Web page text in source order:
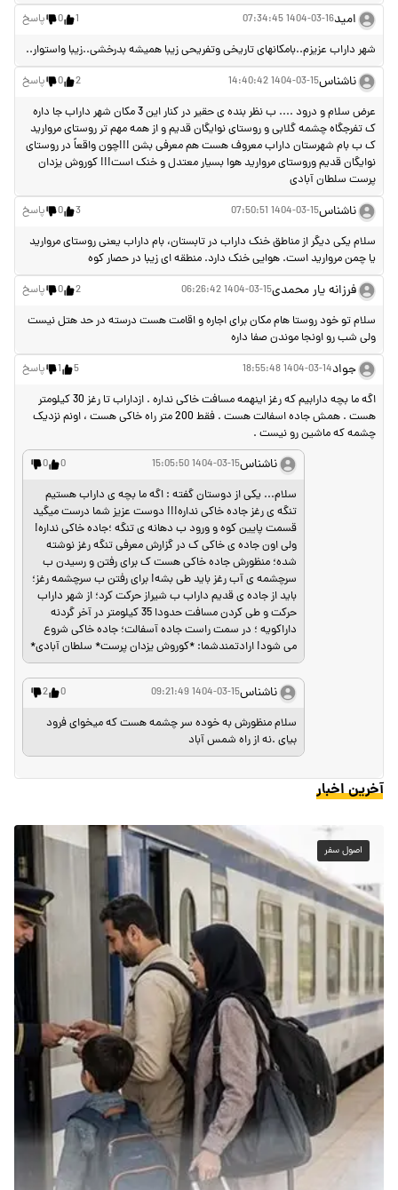
Ali akbar
1404-03-19 08:21:19
0
0 پاسخ
بسیار عالی و خوب ولی ناقص بود اگر از بقیه جاهای باستانی و تاریخی شهر داراب
مانند مسجد سنگی و نقش رستم و دارابگرد و .... مطلب کوتاهی گذاشته بودید و
از قدمت داراب کهن هم دو خط نوشته بودید بهتر میشد
حامد1404-03-17 09:40:10
0
0 پاسخ
در خود روستای لایرنگان حداقل ۳ اقامتگاه بوم گردی با امکانات عالی وجود داره و
امکان ماندن در منزل مبله هم وجود داره
امید1404-03-16 07:34:45
1
0 پاسخ
شهر داراب عزیزم..بامکانهای تاریخی وتفریحی زیبا همیشه بدرخشی..زیبا واستوار..
ناشناس1404-03-15 14:40:42
2
0 پاسخ
ک تفرجگاه چشمه گلابی و روستای نوایگان قدیم و از همه مهم تر روستای مروارید
ک ب بام شهرستان داراب معروف هست هم معرفی بشن !!!چون واقعاً در روستای
نوایگان قدیم وروستای مر‌وارید هوا بسیار معتدل و خنک است!!! کوروش یزدان
پرست سلطان آبادی
1404-03-15 07:50:51
0
سلام یکی دیگر از مناطق خنک داراب در تابستان، بام داراب یعنی روستای مروارید
یا چمن مروارید است. هوایی خنک دارد. منطقه ای زیبا در حصار کوه
فرزانه یار محمدی 1404-03-15 06:26:42
2
0 پاسخ
سلام تو خود روستا هام مکان برای اجاره و اقامت هست درسته در حد هتل نیست
ولی شب رو اونجا موندن صفا داره
1404-03-14 18:55:48
5
1 پاسخ
اگه ما بچه دارابیم که رغز اینهمه مسافت خاکی نداره . ازداراب تا رغز 30 کیلومتر
هست . همش جاده اسفالت هست . فقط 200 متر راه خاکی هست ، اونم نزدیک
ناشناس1404-03-15 15:05:50
ولی اون جاده ی خاکی ک در گزارش معرفی تنگه رغز نوشته
شده؛ منظورش جاده خاکی هست ک برای رفتن و رسیدن ب
سرچشمه ی آب رغز باید طی بشه! برای رفتن ب سرچشمه رغز؛
باید از جاده ی قدیم داراب ب شیراز حرکت کرد؛ از شهر داراب
حرکت و طی کردن مسافت حدودا 35 کیلومتر در آخر گردنه
داراکویه ؛ در سمت راست جاده آسفالت؛ جاده خاکی شروع
می شود! ارادتمندشما: *کوروش یزدان پرست* سلطان آبادی*
ناشناس 1404-03-15 09:21:49
سلام منظورش به خوده سر چشمه هست که میخوای فرود
بیای .نه از راه شمس آباد
آخرین اخبار
اصول سفر